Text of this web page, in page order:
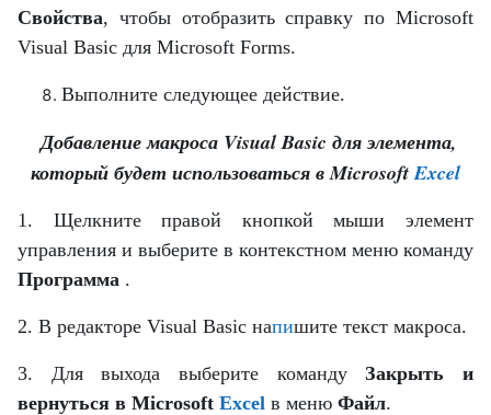
Свойства, чтобы отобразить справку по Microsoft
Visual Basic для Microsoft Forms.
Выполните следующее действие.
Добавление макроса Visual Basic для элемента,
который будет использоваться в MicrosoftExcel
1. Щелкните правой кнопкой мыши элемент
управления и выберите в контекстном меню команду
Программа .
2. В редакторе Visual Basic напишите текст макроса.
3. Для выхода выберите командуЗакрыть и
вернуться в Microsoft Excel в меню Файл.